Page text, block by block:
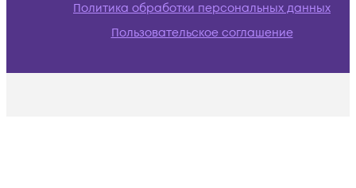
Политика обработки персональных данных
Пользовательское соглашение